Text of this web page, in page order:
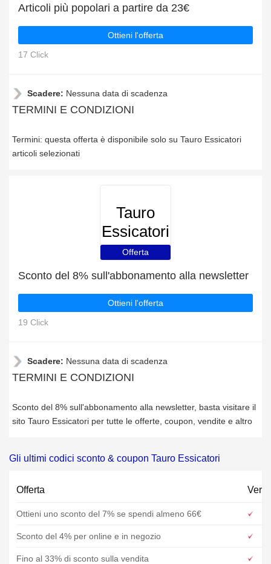
Articoli più popolari a partire da 23€
Ottieni l'offerta
17 Click
Scadere: Nessuna data di scadenza
TERMINI E CONDIZIONI
Termini: questa offerta è disponibile solo su Tauro Essicatori
articoli selezionati
Tauro
Essicatori
Offerta
Sconto del 8% sull'abbonamento alla newsletter
Ottieni l'offerta
19 Click
Scadere: Nessuna data di scadenza
TERMINI E CONDIZIONI
Sconto del 8% sull'abbonamento alla newsletter, basta visitare il
sito Tauro Essicatori per tutte le offerte, coupon, vendite e altro
Gli ultimi codici sconto & coupon Tauro Essicatori
Offerta
Ottieni uno sconto del 7% se spendi almeno 66€
Sconto del 4% per online e in negozio
Fino al 33% di sconto sulla vendita